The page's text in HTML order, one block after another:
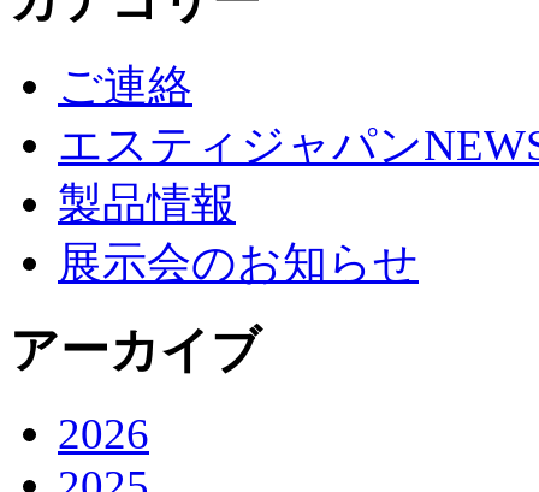
ご連絡
エスティジャパン
製品情報
展示会のお知らせ
アーカイブ
2026